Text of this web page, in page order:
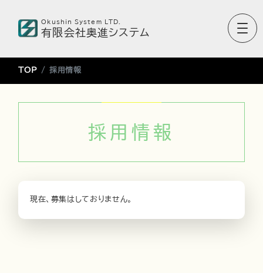
Okushin System LTD.
有限会社奥進システム
TOP 採用情報
採用情報
現在、募集はしておりません。